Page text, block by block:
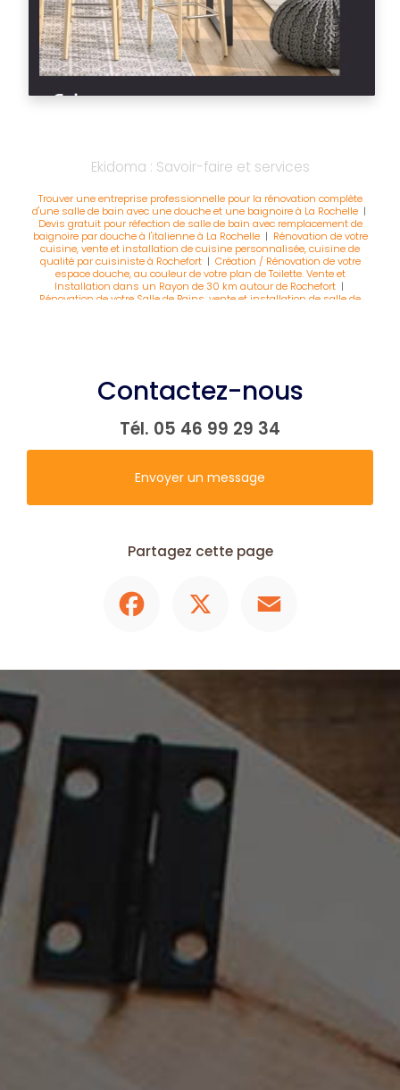
Ekidoma : Savoir-faire et services
Trouver une entreprise professionnelle pour la rénovation complète
d'une salle de bain avec une douche et une baignoire à La Rochelle|
Devis gratuit pour réfection de salle de bain avec remplacement de
baignoire par douche à l'italienne à La Rochelle| Rénovation de votre
cuisine, vente et installation de cuisine personnalisée, cuisine de
qualité par cuisiniste à Rochefort| Création / Rénovation de votre
espace douche, au couleur de votre plan de Toilette. Vente et
Installation dans un Rayon de 30 km autour de Rochefort|
Rénovation de votre Salle de Bains, vente et installation de salle de
Contactez-nous
Tél. 05 46 99 29 34
Envoyer un message
Partagez cette page